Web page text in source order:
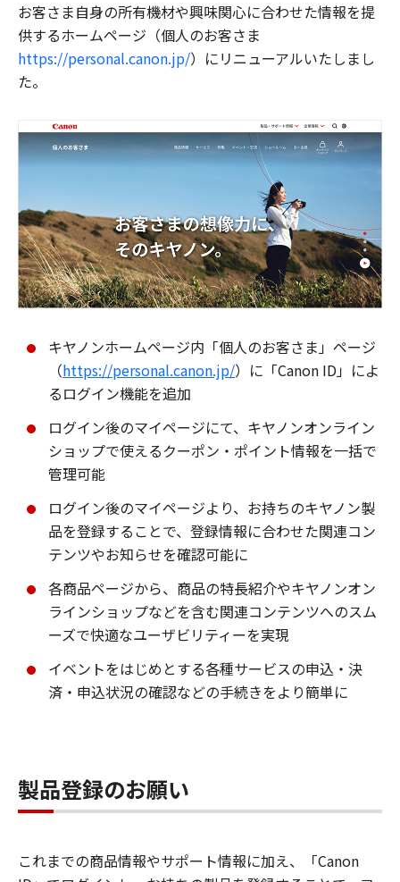
お客さま自身の所有機材や興味関心に合わせた情報を提
供するホームページ（個人のお客さま
https://personal.canon.jp/）にリニューアルいたしまし
た。
キヤノンホームページ内「個人のお客さま」ページ
（https://personal.canon.jp/）に「Canon ID」によ
るログイン機能を追加
ログイン後のマイページにて、キヤノンオンライン
ショップで使えるクーポン・ポイント情報を一括で
管理可能
ログイン後のマイページより、お持ちのキヤノン製
品を登録することで、登録情報に合わせた関連コン
テンツやお知らせを確認可能に
各商品ページから、商品の特長紹介やキヤノンオン
ラインショップなどを含む関連コンテンツへのスム
ーズで快適なユーザビリティーを実現
イベントをはじめとする各種サービスの申込・決
済・申込状況の確認などの手続きをより簡単に
製品登録のお願い
これまでの商品情報やサポート情報に加え、「Canon